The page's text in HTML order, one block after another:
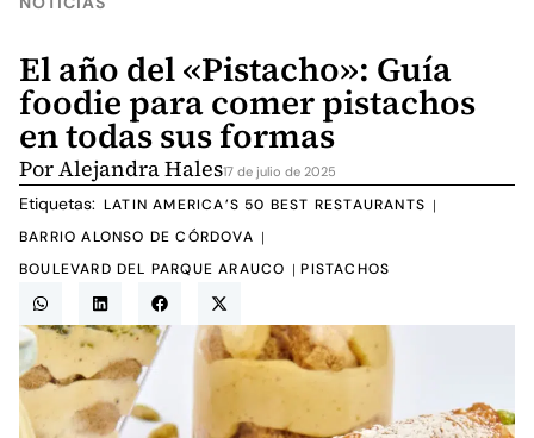
El año del «Pistacho»: Guía
foodie para comer pistachos
en todas sus formas
PorAlejandra Hales17 de julio de 2025
Etiquetas: LATIN AMERICA’S 50 BEST RESTAURANTS |
BARRIO ALONSO DE CÓRDOVA |
BOULEVARD DEL PARQUE ARAUCO | PISTACHOS